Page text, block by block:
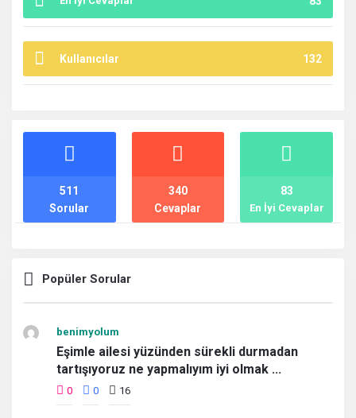
Kullanıcılar 132
İstatistikler
Sorular
511
Cevaplar
340
En İyi Cevaplar
83
Popüler Sorular
benimyolum
Eşimle ailesi yüzünden sürekli durmadan
tartışıyoruz ne yapmalıyım iyi olmak ...
0 0 16